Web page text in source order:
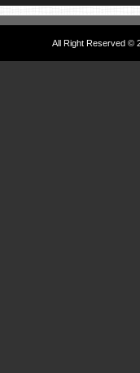
All Right Reserved ©